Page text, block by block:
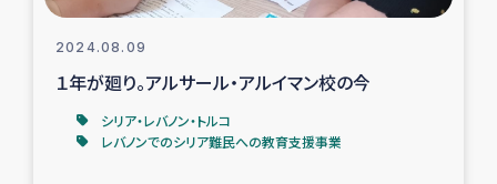
女性の生計向上支援
アグロフォレストリー（カカオ）事業
2024.08.09
１年が廻り。アルサール・アルイマン校の今
シリア・レバノン・トルコ
レバノンでのシリア難民への教育支援事業